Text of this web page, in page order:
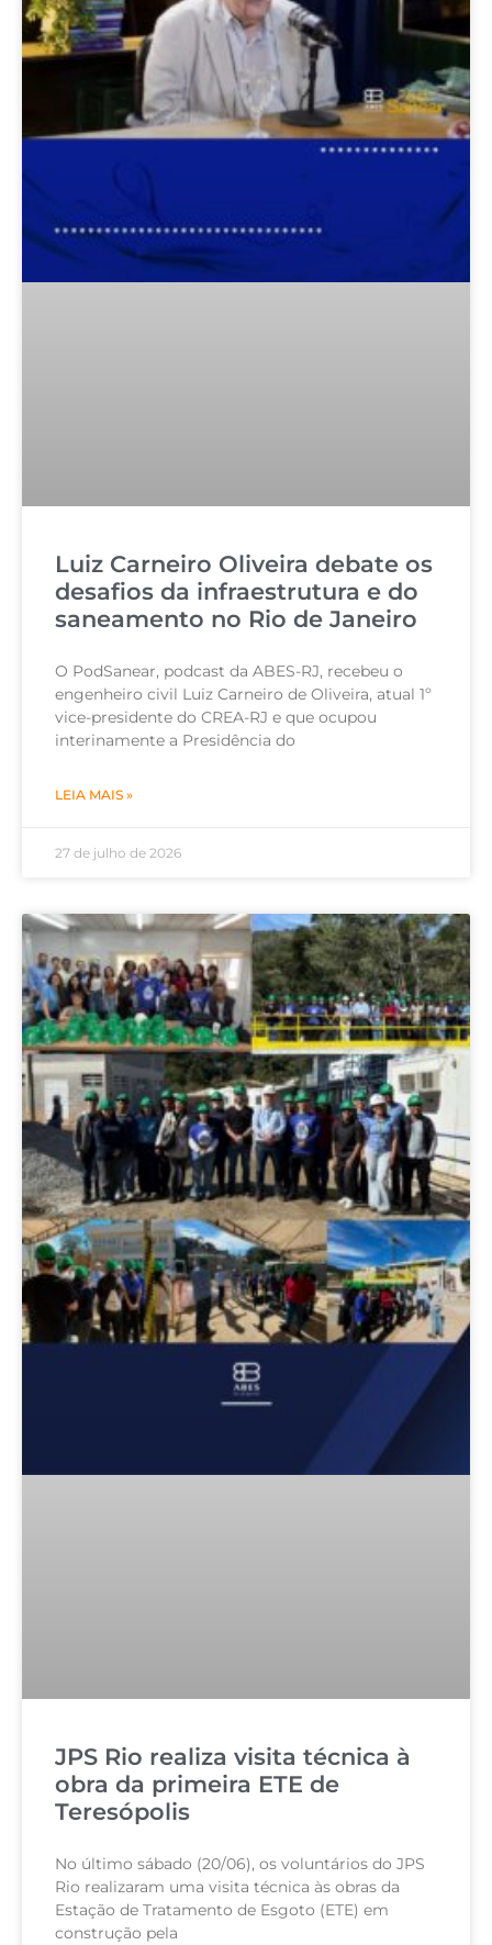
Luiz Carneiro Oliveira debate os
desafios da infraestrutura e do
saneamento no Rio de Janeiro
O PodSanear, podcast da ABES-RJ, recebeu o
engenheiro civil Luiz Carneiro de Oliveira, atual 1º
vice-presidente do CREA-RJ e que ocupou
interinamente a Presidência do
LEIA MAIS »
27 de julho de 2026
JPS Rio realiza visita técnica à
obra da primeira ETE de
Teresópolis
No último sábado (20/06), os voluntários do JPS
Rio realizaram uma visita técnica às obras da
Estação de Tratamento de Esgoto (ETE) em
construção pela